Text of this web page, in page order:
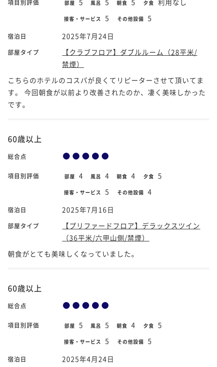
項目別評価 部屋 風呂 朝食 夕食
接客・サービス 5 その他設備 5
宿泊日 2025年7月24日
部屋タイプ
【クラブフロア】ダブルルーム（28平米/
禁煙）
こちらのホテルのコスパが良くてリピーターさせて頂いてま
す。 今回朝食が以前より改善されたのか、凄く美味しかった
です。
60歳以上
総合点
項目別評価 部屋 4 風呂 4 朝食 4 夕食 5
接客・サービス 5 その他設備 4
宿泊日 2025年7月16日
部屋タイプ
【プリファードフロア】デラックスツイン
（36平米/六甲山側/禁煙）
朝食がとても美味しくなっていました。
60歳以上
総合点
項目別評価 部屋 5 風呂 5 朝食 4 夕食 5
接客・サービス 5 その他設備 5
宿泊日 2025年4月24日